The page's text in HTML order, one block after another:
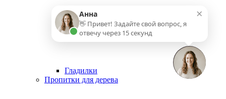
Гладилки
Пропитки для дерева
×
Анна
👋 Привет! Задайте свой вопрос, я
отвечу через 15 секунд